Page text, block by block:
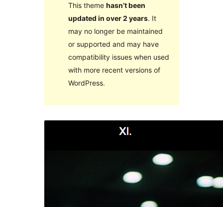
This theme hasn’t been
updated in over 2 years. It
may no longer be maintained
or supported and may have
compatibility issues when used
with more recent versions of
WordPress.